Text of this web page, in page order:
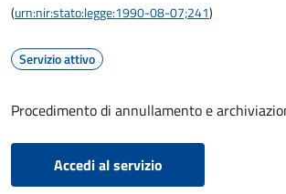
(urn:nir:stato:legge:1990-08-07;241)
Servizio attivo
Procedimento di annullamento e
Accedi al servizio